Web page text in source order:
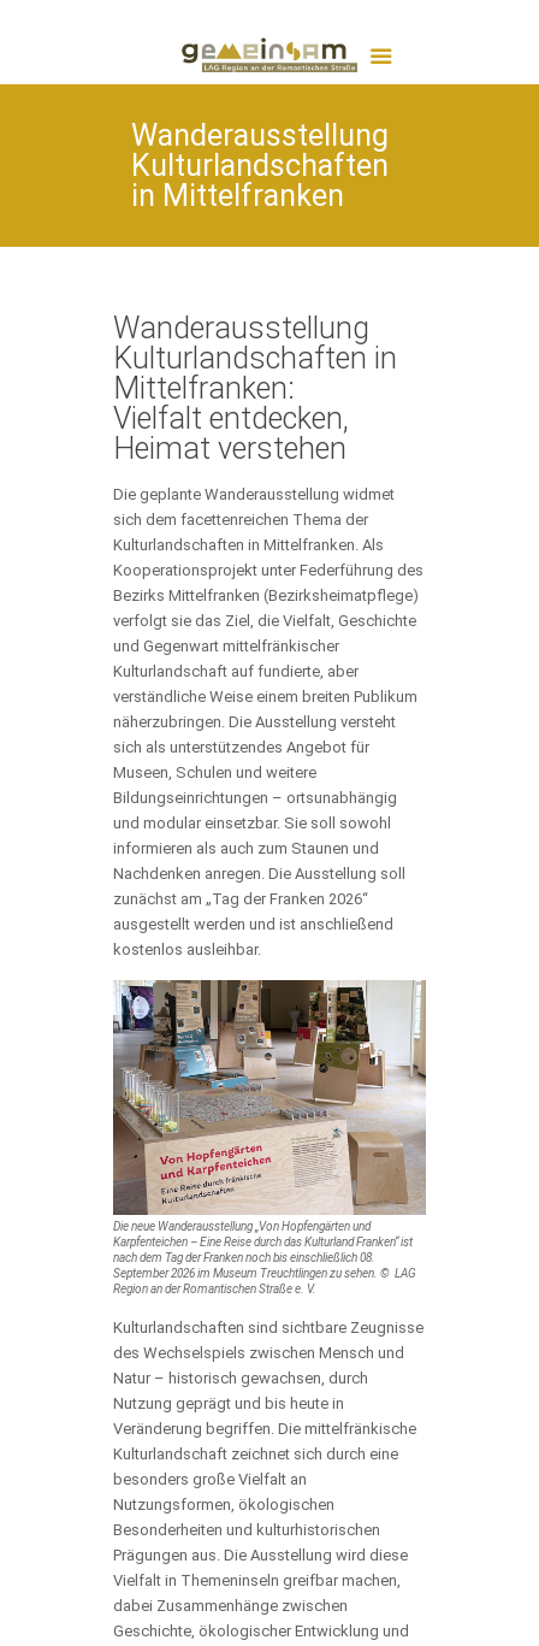
Wanderausstellung
Kulturlandschaften
in Mittelfranken
Wanderausstellung
Kulturlandschaften in
Mittelfranken:
Vielfalt entdecken,
Heimat verstehen
Die geplante Wanderausstellung widmet
sich dem facettenreichen Thema der
Kulturlandschaften in Mittelfranken. Als
Kooperationsprojekt unter Federführung des
Bezirks Mittelfranken (Bezirksheimatpflege)
verfolgt sie das Ziel, die Vielfalt, Geschichte
und Gegenwart mittelfränkischer
Kulturlandschaft auf fundierte, aber
verständliche Weise einem breiten Publikum
näherzubringen. Die Ausstellung versteht
sich als unterstützendes Angebot für
Museen, Schulen und weitere
Bildungseinrichtungen – ortsunabhängig
und modular einsetzbar. Sie soll sowohl
informieren als auch zum Staunen und
Nachdenken anregen. Die Ausstellung soll
zunächst am „Tag der Franken 2026“
ausgestellt werden und ist anschließend
kostenlos ausleihbar.
Die neue Wanderausstellung „Von Hopfengärten und
Karpfenteichen – Eine Reise durch das Kulturland Franken“ ist
nach dem Tag der Franken noch bis einschließlich 08.
September 2026 im Museum Treuchtlingen zu sehen. © LAG
Region an der Romantischen Straße e. V.
Kulturlandschaften sind sichtbare Zeugnisse
des Wechselspiels zwischen Mensch und
Natur – historisch gewachsen, durch
Nutzung geprägt und bis heute in
Veränderung begriffen. Die mittelfränkische
Kulturlandschaft zeichnet sich durch eine
besonders große Vielfalt an
Nutzungsformen, ökologischen
Besonderheiten und kulturhistorischen
Prägungen aus. Die Ausstellung wird diese
Vielfalt in Themeninseln greifbar machen,
dabei Zusammenhänge zwischen
Geschichte, ökologischer Entwicklung und